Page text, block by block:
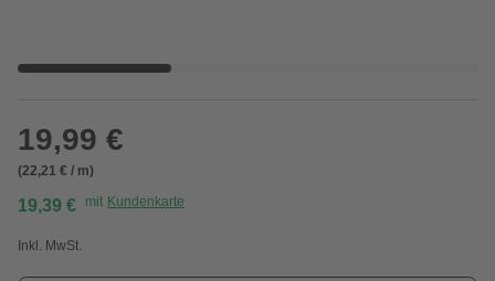
19,99 €
(22,21 € / m)
19,39 € mit Kundenkarte
Inkl. MwSt.